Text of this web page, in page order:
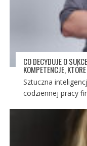
CO DECYDUJE O
KOMPETENCJE,
Sztuczna
codziennej pracy